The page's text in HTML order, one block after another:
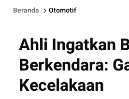
Beranda Otomotif
Ahli Ingatkan
Berkendara:
Kecelakaan